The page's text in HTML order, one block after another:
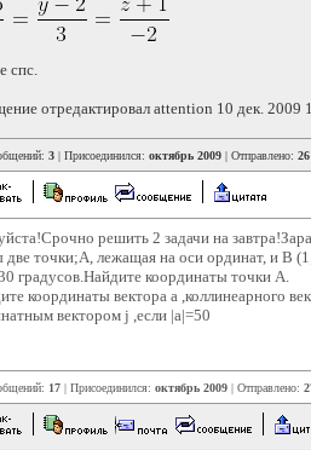
спс.
отредактировал attention 10 дек. 2009
3 | Присоединился: октябрь 2009 | Отправлено:
решить 2 задачи на
точки;A, лежащая на оси ординат, и B
градусов.Найдите координаты точки А.
координаты вектора a ,коллинеарного
вектором j ,если |a|=50
17 | Присоединился: октябрь 2009 | Отправлено: